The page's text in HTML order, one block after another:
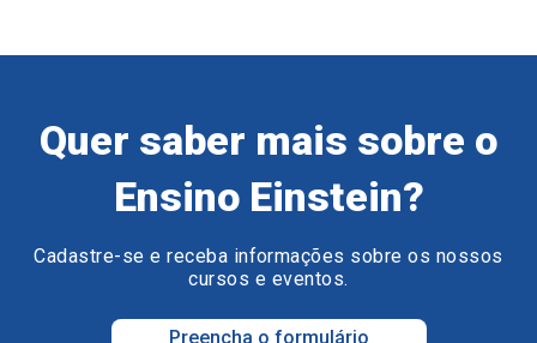
Quer saber mais sobre o
Ensino Einstein?
Cadastre-se e receba informações sobre os nossos
cursos e eventos.
Preencha o formulário